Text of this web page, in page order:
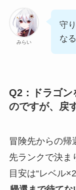
みらい
守
な
Q2：ドラゴン
のですが、戻
冒険先からの帰
先ランクで決ま
目安は“レベル